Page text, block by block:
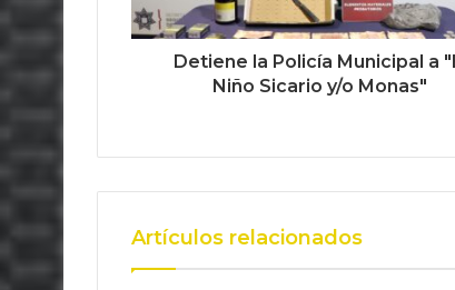
Detiene la Policía Municipal a
Niño Sicario y/o Monas"
Artículos relacionados